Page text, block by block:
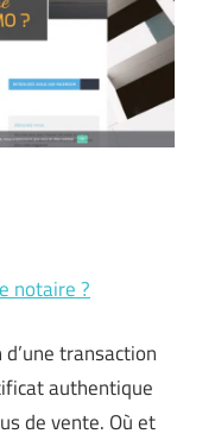
notaire ?
transaction
authentique
de vente. Où et